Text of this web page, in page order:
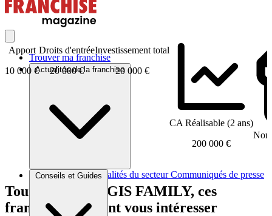
Trouver ma franchise
Actualités de la franchise
Brèves et actus Actualités du secteur Communiqués de presse
Conseils et Guides
Apport
10 000 €
Droits d'entrée
20 000 €
Investissement total
20 000 €
CA Réalisable (2 ans)
200 000 €
Tout comme LOGIS FAMILY, ces
franchises peuvent vous intéresser